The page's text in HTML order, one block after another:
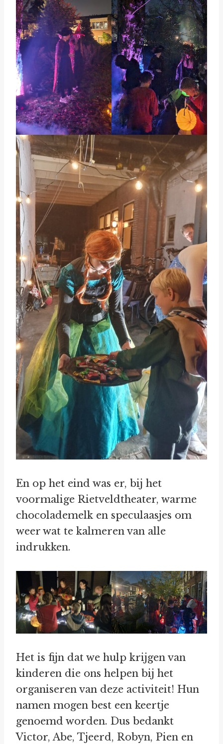
En op het eind was er, bij het
voormalige Rietveldtheater, warme
chocolademelk en speculaasjes om
weer wat te kalmeren van alle
indrukken.
Het is fijn dat we hulp krijgen van
kinderen die ons helpen bij het
organiseren van deze activiteit! Hun
namen mogen best een keertje
genoemd worden. Dus bedankt
Victor, Abe, Tjeerd, Robyn, Pien en